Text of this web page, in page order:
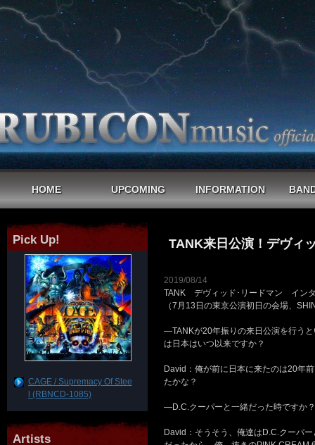
HOME UPCOMING INFORMATION
TANK来日公演！デヴィ
2019/08/14
TANK デヴィッド･リードマン イン
（7月13日の東京公演初日の会場、
―TANKが20年振りの来日公演を行う
は日本はいつ以来ですか？
David：俺が前に日本に来たのは20年
たかな？
―D.C.クーパーと一緒だった時ですか？
David：そうそう、俺達はD.C.クーパ
Pick Up!
CAGE / Supremacy Of Stee
l (RBNCD-1085)
Artists